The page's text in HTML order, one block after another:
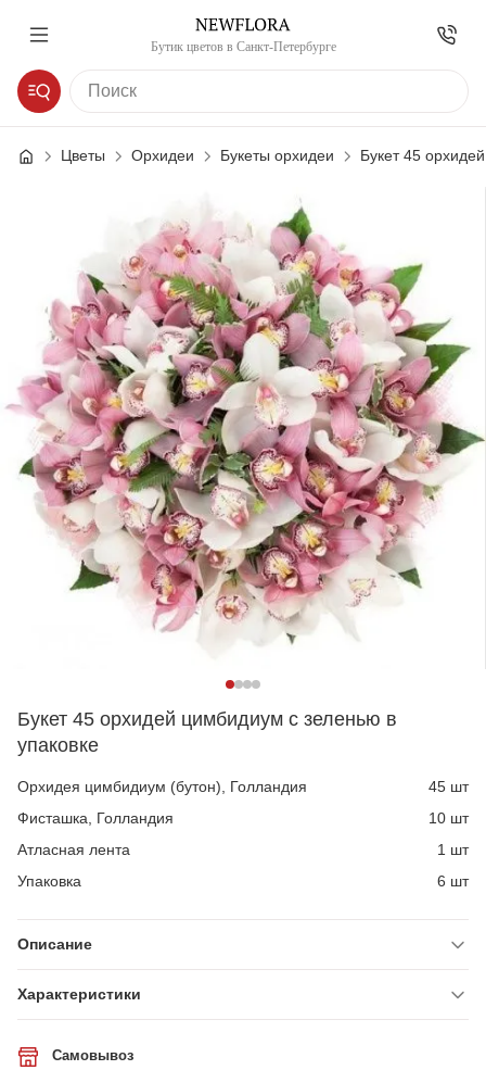
Бутик цветов в Санкт-Петербурге
Цветы Орхидеи Букеты орхидеи Букет 45
Букет 45 орхидей цимбидиум с зеленью в
упаковке
Орхидея цимбидиум (бутон), Голландия
45 шт
Фисташка, Голландия
10 шт
Атласная лента
1 шт
Упаковка
6 шт
Описание
Характеристики
Самовывоз